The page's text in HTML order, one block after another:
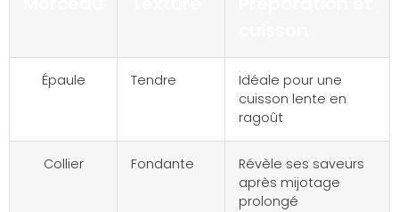
Épaule Tendre
Idéale pour une
cuisson lente en
ragoût
Collier Fondante
Révèle ses saveurs
après mijotage
prolongé